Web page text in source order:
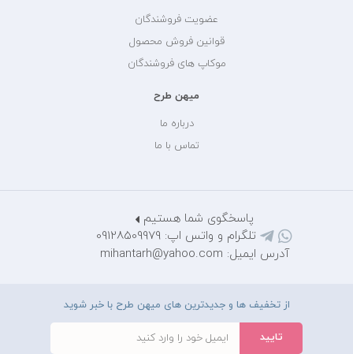
عضویت فروشندگان
قوانین فروش محصول
موکاپ های فروشندگان
میهن طرح
درباره ما
تماس با ما
پاسخگوی شما هستیم
تلگرام و واتس اپ: 09128509979
آدرس ایمیل: mihantarh@yahoo.com
از تخفیف ها و جدیدترین های میهن طرح با خبر شوید